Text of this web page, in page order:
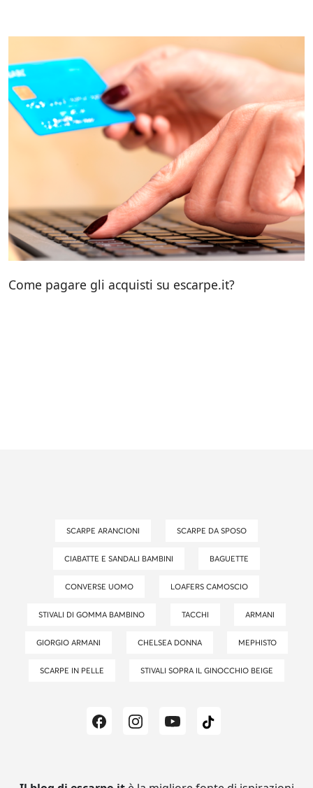
Come pagare gli acquisti su escarpe.it?
SCARPE ARANCIONI SCARPE DA SPOSO
CIABATTE E SANDALI BAMBINI BAGUETTE
CONVERSE UOMO LOAFERS CAMOSCIO
STIVALI DI GOMMA BAMBINO TACCHI ARMANI
GIORGIO ARMANI CHELSEA DONNA MEPHISTO
SCARPE IN PELLE STIVALI SOPRA IL GINOCCHIO BEIGE